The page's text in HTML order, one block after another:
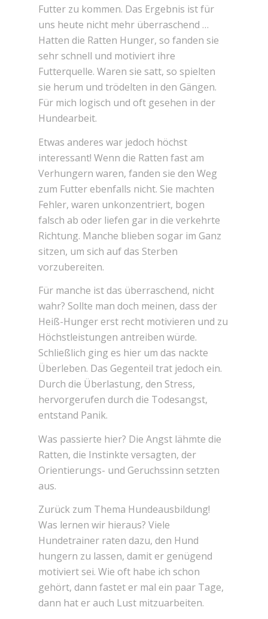
Futter zu kommen. Das Ergebnis ist für
uns heute nicht mehr überraschend …
Hatten die Ratten Hunger, so fanden sie
sehr schnell und motiviert ihre
Futterquelle. Waren sie satt, so spielten
sie herum und trödelten in den Gängen.
Für mich logisch und oft gesehen in der
Hundearbeit.
Etwas anderes war jedoch höchst
interessant! Wenn die Ratten fast am
Verhungern waren, fanden sie den Weg
zum Futter ebenfalls nicht. Sie machten
Fehler, waren unkonzentriert, bogen
falsch ab oder liefen gar in die verkehrte
Richtung. Manche blieben sogar im Ganz
sitzen, um sich auf das Sterben
vorzubereiten.
Für manche ist das überraschend, nicht
wahr? Sollte man doch meinen, dass der
Heiß-Hunger erst recht motivieren und zu
Höchstleistungen antreiben würde.
Schließlich ging es hier um das nackte
Überleben. Das Gegenteil trat jedoch ein.
Durch die Überlastung, den Stress,
hervorgerufen durch die Todesangst,
entstand Panik.
Was passierte hier? Die Angst lähmte die
Ratten, die Instinkte versagten, der
Orientierungs- und Geruchssinn setzten
aus.
Zurück zum Thema Hundeausbildung!
Was lernen wir hieraus? Viele
Hundetrainer raten dazu, den Hund
hungern zu lassen, damit er genügend
motiviert sei. Wie oft habe ich schon
gehört, dann fastet er mal ein paar Tage,
dann hat er auch Lust mitzuarbeiten.